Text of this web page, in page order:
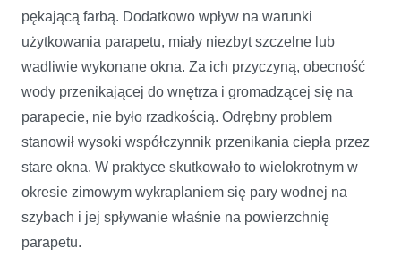
pękającą farbą. Dodatkowo wpływ na warunki
użytkowania parapetu, miały niezbyt szczelne lub
wadliwie wykonane okna. Za ich przyczyną, obecność
wody przenikającej do wnętrza i gromadzącej się na
parapecie, nie było rzadkością. Odrębny problem
stanowił wysoki współczynnik przenikania ciepła przez
stare okna. W praktyce skutkowało to wielokrotnym w
okresie zimowym wykraplaniem się pary wodnej na
szybach i jej spływanie właśnie na powierzchnię
parapetu.